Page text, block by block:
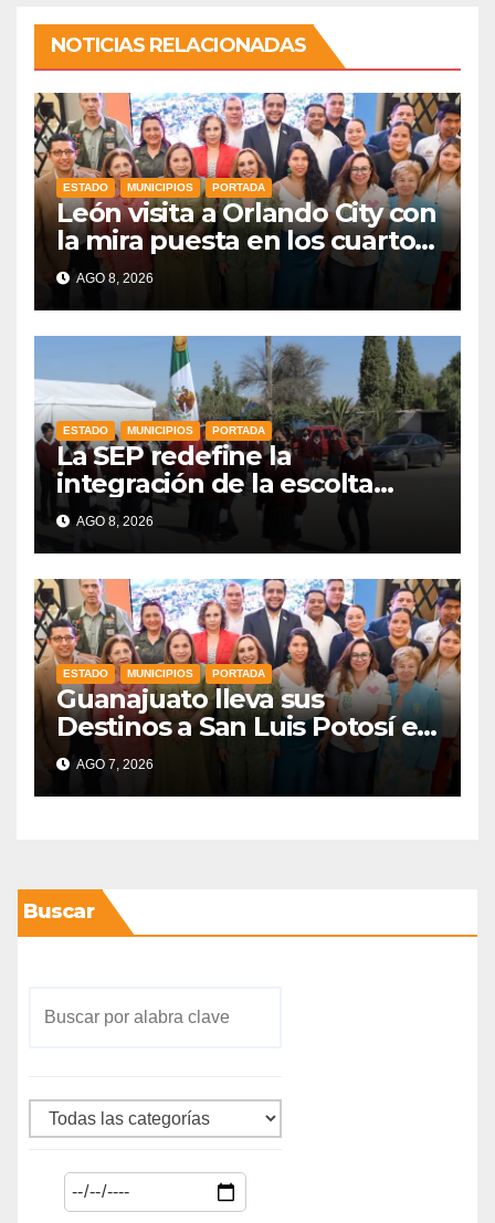
NOTICIAS RELACIONADAS
ESTADO MUNICIPIOS PORTADA
León visita a Orlando City con
la mira puesta en los cuartos
de final
AGO 8, 2026
ESTADO MUNICIPIOS PORTADA
La SEP redefine la
integración de la escolta
escolar prioritando la
inclusión
AGO 8, 2026
ESTADO MUNICIPIOS PORTADA
Guanajuato lleva sus
Destinos a San Luis Potosí en
vísperas de la FENAPO
AGO 7, 2026
Buscar